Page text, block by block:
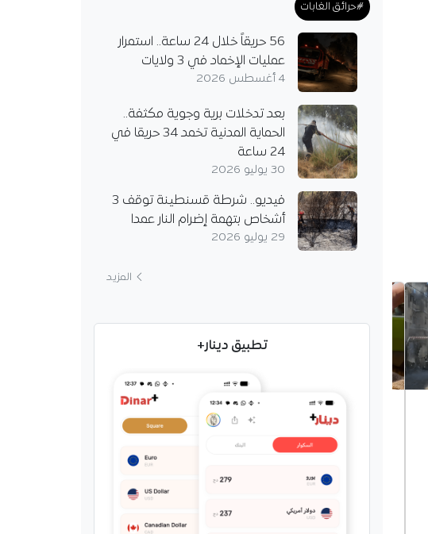
الجزائر تحقق فائضا في القمح
الصلب وتواصل استيراد القمح
من القمح اللين في مناقصة
للطن، رغم توقعات بموسم…
#حرائق الغابات
56 حريقاً خلال 24 ساعة.. استمرار
عمليات الإخماد في 3 ولايات
4 أغسطس 2026
بعد تدخلات برية وجوية مكثفة..
الحماية المدنية تخمد 34 حريقا في
24 ساعة
30 يوليو 2026
فيديو.. شرطة قسنطينة توقف 3
أشخاص بتهمة إضرام النار عمدا
29 يوليو 2026
المزيد
تطبيق دينار+